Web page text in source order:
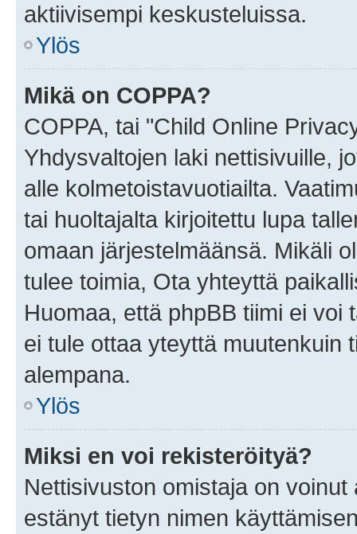
aktiivisempi keskusteluissa.
Ylös
Mikä on COPPA?
COPPA, tai "Child Online
Yhdysvaltojen laki nettisivuille,
alle kolmetoistavuotiailta.
tai huoltajalta kirjoitettu lupa
omaan järjestelmäänsä. Mikäli
tulee toimia, Ota yhteyttä
Huomaa, että phpBB tiimi ei
ei tule ottaa yteyttä muutenkuin
alempana.
Ylös
Miksi en voi rekisteröityä?
Nettisivuston omistaja on
estänyt tietyn nimen